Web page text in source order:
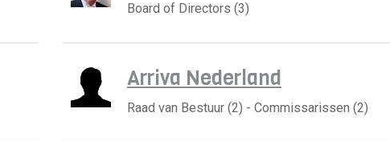
Board of Directors (3)
Arriva Nederland
Raad van Bestuur (2) - Commissarissen (2)